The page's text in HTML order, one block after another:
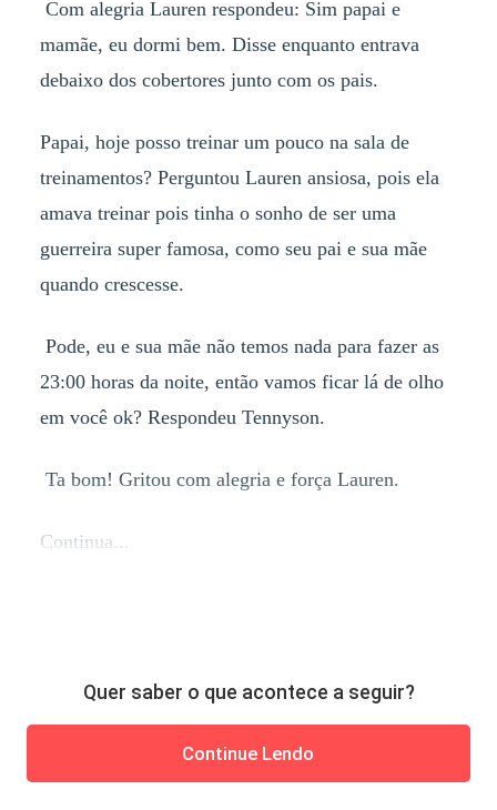
Com alegria Lauren respondeu: Sim papai e
mamãe, eu dormi bem. Disse enquanto entrava
debaixo dos cobertores junto com os pais.
Papai, hoje posso treinar um pouco na sala de
treinamentos? Perguntou Lauren ansiosa, pois ela
amava treinar pois tinha o sonho de ser uma
guerreira super famosa, como seu pai e sua mãe
quando crescesse.
Pode, eu e sua mãe não temos nada para fazer as
23:00 horas da noite, então vamos ficar lá de olho
em você ok? Respondeu Tennyson.
Ta bom! Gritou com alegria e força Lauren.
Continua...
Quer saber o que acontece a seguir?
Continue Lendo